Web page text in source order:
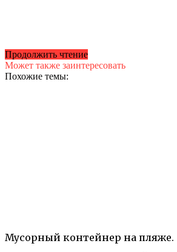
Мусорный контейнер на пляже.
Продолжить чтение
Может также заинтересовать
Похожие темы: